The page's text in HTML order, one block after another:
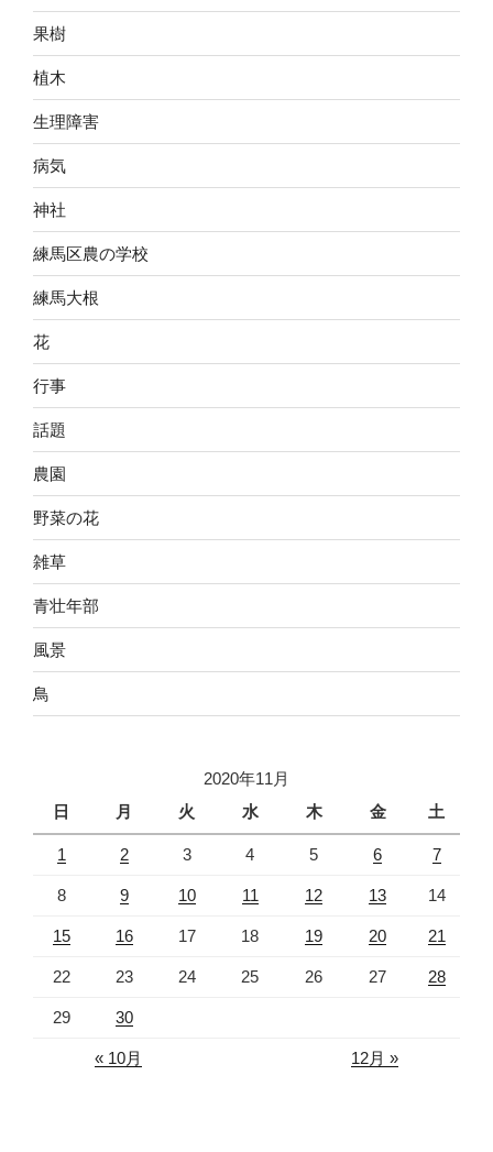
果樹
植木
生理障害
病気
神社
練馬区農の学校
練馬大根
花
行事
話題
農園
野菜の花
雑草
青壮年部
風景
鳥
2020年11月
日
月 火 水 木 金 土
1 2 3 4 5 6 7
8 9 10 11 12 13 14
15 16 17 18 19 20 21
22 23 24 25 26 27 28
29 30
« 10月 12月 »